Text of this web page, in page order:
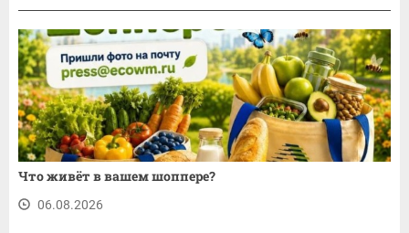
Что живёт в вашем шоппере?
06.08.2026